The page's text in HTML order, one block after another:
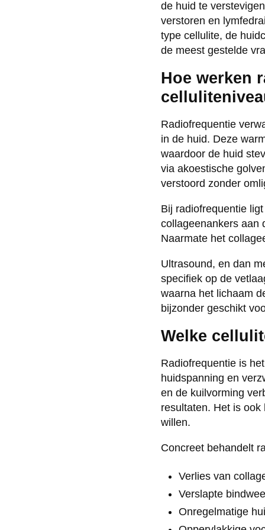
de huid te
verstoren en
type cellulite, de
de meest gestelde
Hoe werken
Radiofrequentie
in de huid. Deze
waardoor de huid
via akoestische
verstoord zonder
Bij radiofrequentie
collageenankers aan
Naarmate het
Ultrasound, en dan
specifiek op de
waarna het lichaam
bijzonder geschikt
Welke
Radiofrequentie is
huidspanning en
en de kuilvorming
resultaten. Het is
willen.
Concreet behandelt
Verlies van
Verslapte
Onregelmatige